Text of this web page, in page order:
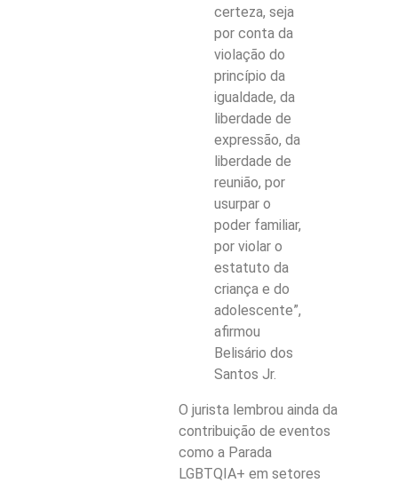
certeza, seja
por conta da
violação do
princípio da
igualdade, da
liberdade de
expressão, da
liberdade de
reunião, por
usurpar o
poder familiar,
por violar o
estatuto da
criança e do
adolescente”,
afirmou
Belisário dos
Santos Jr.
O jurista lembrou ainda da
contribuição de eventos
como a Parada
LGBTQIA+ em setores